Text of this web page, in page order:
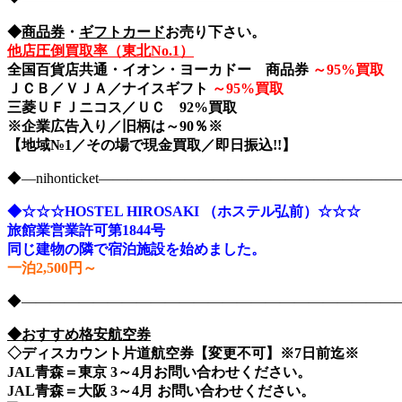
◆商品券 ・ ギフトカードお売り下さい。
他店圧倒買取率（東北No.1）
全国百貨店共通・イオン・ヨーカドー 商品券 ～95%買取
ＪＣＢ／ＶＪＡ／ナイスギフト ～95%買取
三菱ＵＦＪニコス／ＵＣ 92%買取
※企業広告入り／旧柄は～90％※
【地域№1／その場で現金買取／即日振込!!】
◆☆☆☆HOSTEL HIROSAKI （ホステル弘前）☆☆☆
旅館業営業許可第1844号
同じ建物の隣で宿泊施設を始めました。
一泊2,500円～
◆おすすめ格安航空券
◇ディスカウント片道航空券【変更不可】※7日前迄※
JAL青森＝東京 3～4月お問い合わせください。
JAL青森＝大阪 3～4月 お問い合わせください。